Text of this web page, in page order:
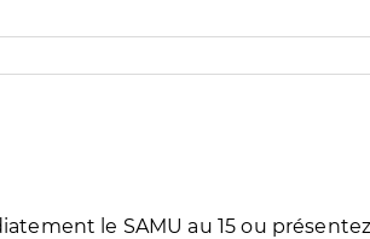
le SAMU au 15 ou